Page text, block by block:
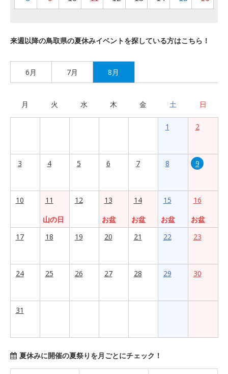
来週以降の鳥取県の夏休みイベントを探している方はこちら！
6月 7月 8月
月 火 水 木 金 土 日
1 2
3 4 5 6 7 8 9
10
11
山の日
12
13
お盆
14
お盆
15
お盆
16
お盆
17
18 19 20 21 22 23
24 25 26 27 28 29 30
31
夏休みに開催の夏祭りを月ごとにチェック！